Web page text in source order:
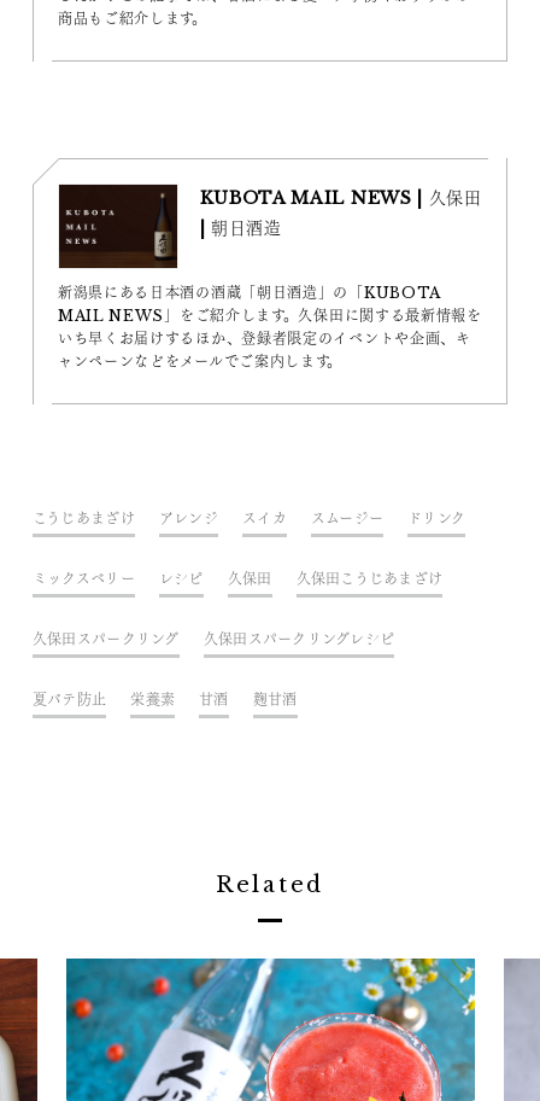
商品もご紹介します。
KUBOTA MAIL NEWS | 久保田
| 朝日酒造
新潟県にある日本酒の酒蔵「朝日酒造」の「KUBOTA
MAIL NEWS」をご紹介します。久保田に関する最新情報を
いち早くお届けするほか、登録者限定のイベントや企画、キ
ャンペーンなどをメールでご案内します。
こうじあまざけ アレンジ スイカ スムージー ドリンク
ミックスベリー レシピ 久保田 久保田こうじあまざけ
久保田スパークリング 久保田スパークリングレシピ
夏バテ防止 栄養素 甘酒 麹甘酒
Related